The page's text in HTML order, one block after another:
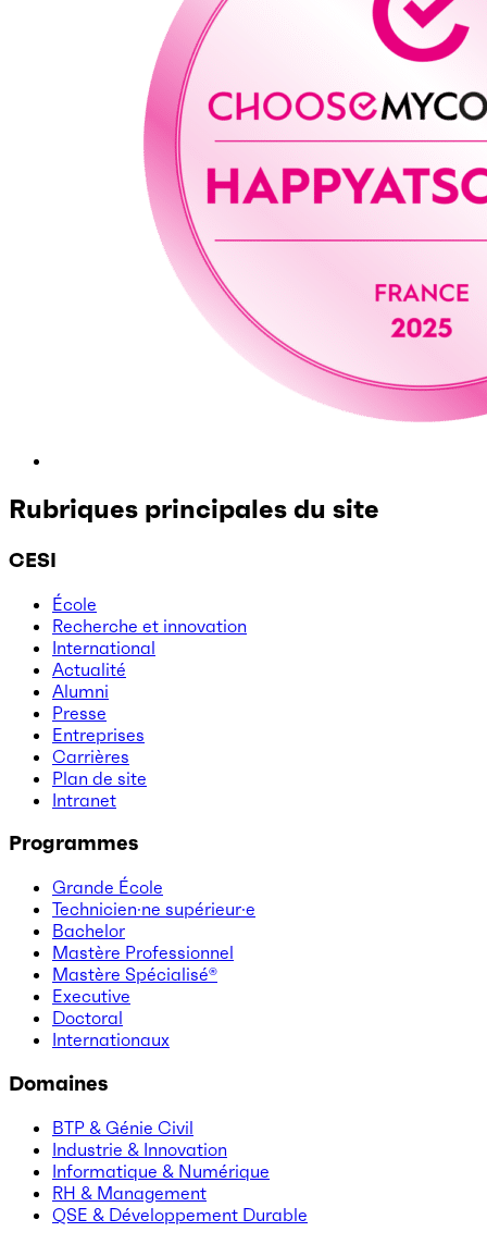
Rubriques principales du site
CESI
École
Recherche et innovation
International
Actualité
Alumni
Presse
Entreprises
Carrières
Plan de site
Intranet
Programmes
Grande École
Technicien·ne supérieur·e
Bachelor
Mastère Professionnel
Mastère Spécialisé®
Executive
Doctoral
Internationaux
Domaines
BTP & Génie Civil
Industrie & Innovation
Informatique & Numérique
RH & Management
QSE & Développement Durable